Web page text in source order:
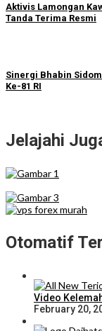
Aktivis Lamongan
Tanda Terima Resmi
Sinergi Bhabin
Ke-81 RI
Jelajahi
Otomatif
Video
February 20,